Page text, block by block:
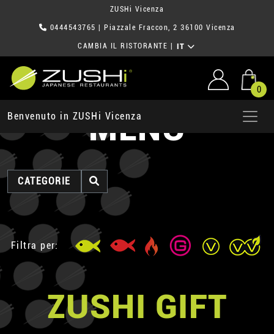
ZUSHi Vicenza
0444543765 | Piazzale Fraccon, 2 36100 Vicenza
CAMBIA IL RISTORANTE IT
0
Benvenuto in ZUSHi Vicenza
MENU
CATEGORIE
Filtra per:
ZUSHI GIFT